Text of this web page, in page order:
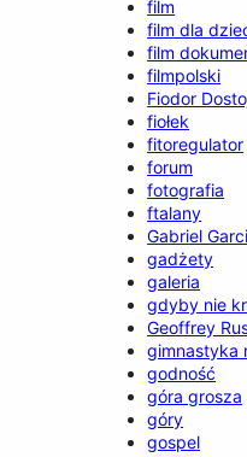
film
film dla
film
filmpolski
Fiodor
fiołek
fitoregulator
forum
fotografia
ftalany
Gabriel
gadżety
galeria
gdyby nie
Geoffrey
gimnastyka
godność
góra grosza
góry
gospel